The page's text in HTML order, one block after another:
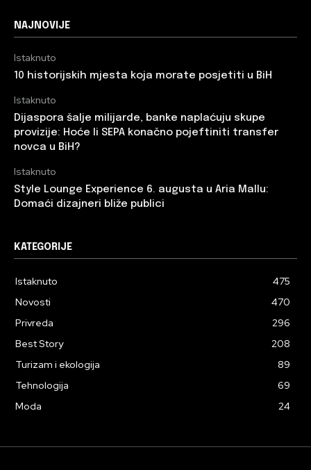
NAJNOVIJE
Istaknuto
10 historijskih mjesta koja morate posjetiti u BiH
Istaknuto
Dijaspora šalje milijarde, banke naplaćuju skupe
provizije: Hoće li SEPA konačno pojeftiniti transfer
novca u BiH?
Istaknuto
Style Lounge Experience 6. augusta u Aria Mallu:
Domaći dizajneri bliže publici
KATEGORIJE
Istaknuto
475
Novosti
470
Privreda
296
Best Story
208
Turizam i ekologija
89
Tehnologija
69
Moda
24